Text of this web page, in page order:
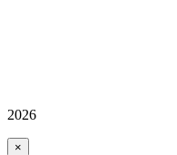
2026
×